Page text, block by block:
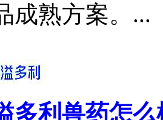
成熟方案。...
多利兽药怎么